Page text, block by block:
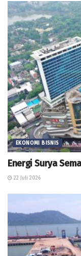
EKONOMI BISNIS
Energi Surya
22 Juli 2026